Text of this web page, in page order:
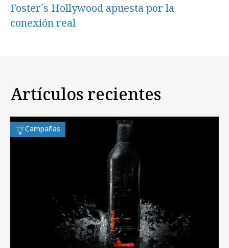
Foster´s Hollywood apuesta por la
conexión real
Artículos recientes
Campañas